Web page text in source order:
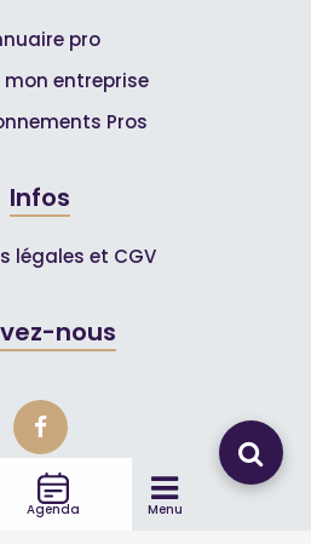
Agenda Menu
pro
mon entreprise
Pros
Infos
légales et CGV
nous